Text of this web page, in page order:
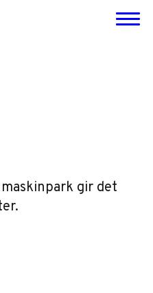
gir det